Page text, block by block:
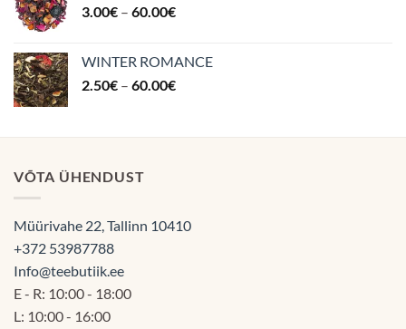
3.00€ – 60.00€Hinnavahemik:
60.00€
WINTER ROMANCE
2.50€ – 60.00€Hinnavahemik:
60.00€
VÕTA ÜHENDUST
Müürivahe 22, Tallinn 10410
+372 53987788
Info@teebutiik.ee
E - R: 10:00 - 18:00
L: 10:00 - 16:00